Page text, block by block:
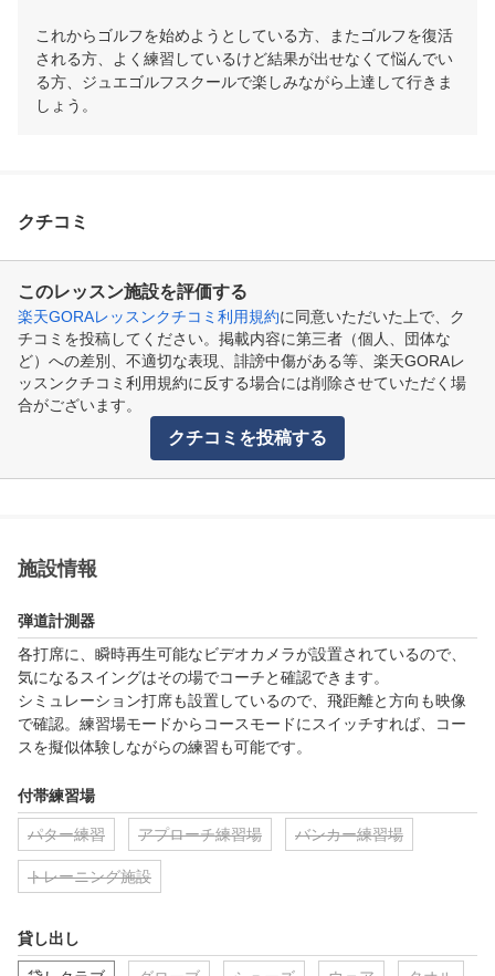
これからゴルフを始めようとしている方、またゴルフを復活
される方、よく練習しているけど結果が出せなくて悩んでい
る方、ジュエゴルフスクールで楽しみながら上達して行きま
しょう。
クチコミ
このレッスン施設を評価する
楽天GORAレッスンクチコミ利用規約に同意いただいた上で、ク
チコミを投稿してください。掲載内容に第三者（個人、団体な
ど）への差別、不適切な表現、誹謗中傷がある等、楽天GORAレ
ッスンクチコミ利用規約に反する場合には削除させていただく場
合がございます。
クチコミを投稿する
施設情報
弾道計測器
各打席に、瞬時再生可能なビデオカメラが設置されているので、
気になるスイングはその場でコーチと確認できます。
シミュレーション打席も設置しているので、飛距離と方向も映像
で確認。練習場モードからコースモードにスイッチすれば、コー
スを擬似体験しながらの練習も可能です。
付帯練習場
パター練習 アプローチ練習場 バンカー練習場
トレーニング施設
貸し出し